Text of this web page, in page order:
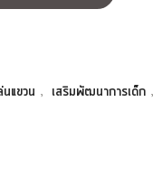
แขวน , เสริมพัฒนาการเด็ก ,